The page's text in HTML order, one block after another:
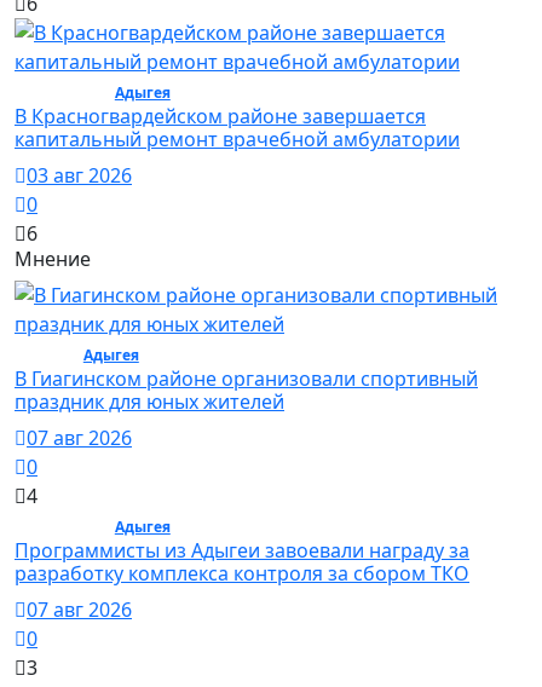
Адыгея/ Общество
В Красногвардейском районе завершается
капитальный ремонт врачебной амбулатории
03 авг 2026
0
6
Мнение
Адыгея/ Спорт
В Гиагинском районе организовали спортивный
праздник для юных жителей
07 авг 2026
0
4
Адыгея/ Общество
Программисты из Адыгеи завоевали награду за
разработку комплекса контроля за сбором ТКО
07 авг 2026
0
3